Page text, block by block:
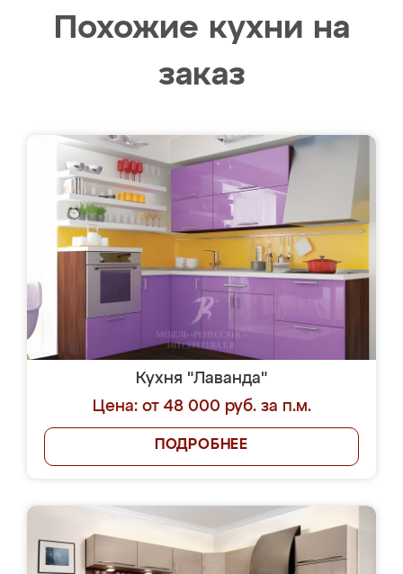
Похожие кухни на
заказ
Кухня "Лаванда"
Цена: от 48 000 руб. за п.м.
ПОДРОБНЕЕ